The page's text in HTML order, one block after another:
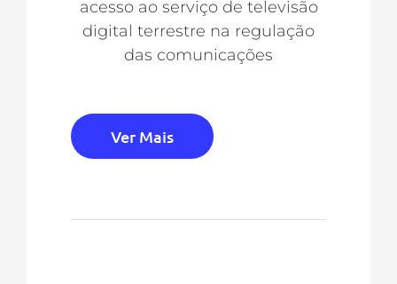
acesso ao serviço de televisão
digital terrestre na regulação
das comunicações
Ver Mais